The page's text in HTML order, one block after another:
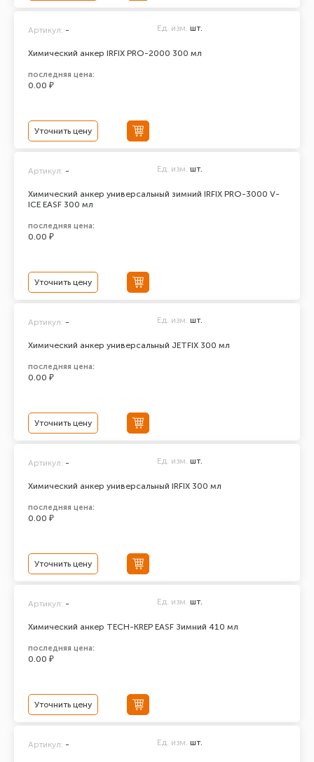
Химический анкер IRFIX PRO-2000 300 мл
Артикул: - Ед. изм. шт.
последняя цена:
0.00 ₽
Уточнить цену
Химический анкер универсальный зимний IRFIX PRO-3000 V-
ICE EASF 300 мл
Артикул: - Ед. изм. шт.
последняя цена:
0.00 ₽
Уточнить цену
Химический анкер универсальный JETFIX 300 мл
Артикул: - Ед. изм. шт.
последняя цена:
0.00 ₽
Уточнить цену
Химический анкер универсальный IRFIX 300 мл
Артикул: - Ед. изм. шт.
последняя цена:
0.00 ₽
Уточнить цену
Химический анкер TECH-KREP EASF Зимний 410 мл
Артикул: - Ед. изм. шт.
последняя цена:
0.00 ₽
Уточнить цену
Артикул: - Ед. изм. шт.